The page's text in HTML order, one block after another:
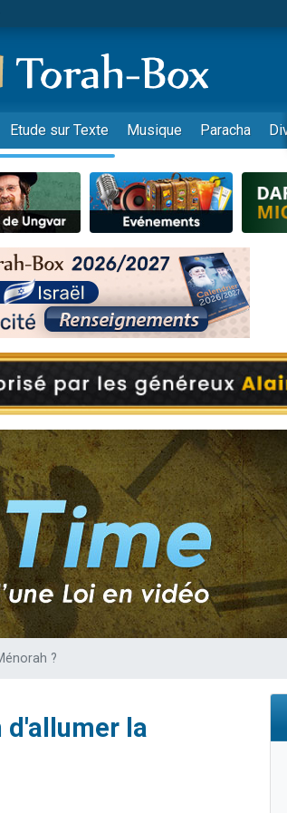
don pour Diane, 80 ans, dans un appartement insalubre
sur WhatsApp
bénédiction
Box Music
don pour Sauvez la jambe de Yohan
groupe sur Zoom
sur WhatsApp
sur WhatsApp
sur WhatsApp
Box Music
pour Tsédaka : pauvres d'Israel
une bénédiction
groupe sur Zoom
pour 5 enfants déjà orphelins risquent de perdre
sur WhatsApp
Etude sur Texte Musique Paracha
?
d'allumer la